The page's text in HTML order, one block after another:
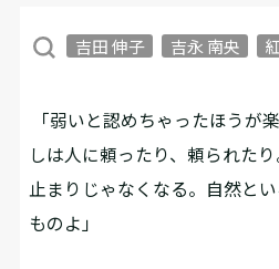
吉田 伸子 吉永 南央
「弱いと認めちゃったほうが
しは人に頼ったり、頼られた
止まりじゃなくなる。自然と
ものよ」